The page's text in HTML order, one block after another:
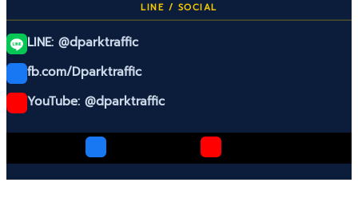
LINE / SOCIAL
LINE: @dparktraffic
fb.com/Dparktraffic
YouTube: @dparktraffic